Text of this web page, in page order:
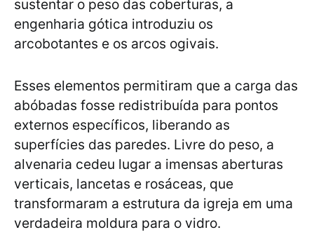
sustentar o peso das coberturas, a
engenharia gótica introduziu os
arcobotantes e os arcos ogivais.
Esses elementos permitiram que a carga das
abóbadas fosse redistribuída para pontos
externos específicos, liberando as
superfícies das paredes. Livre do peso, a
alvenaria cedeu lugar a imensas aberturas
verticais, lancetas e rosáceas, que
transformaram a estrutura da igreja em uma
verdadeira moldura para o vidro.